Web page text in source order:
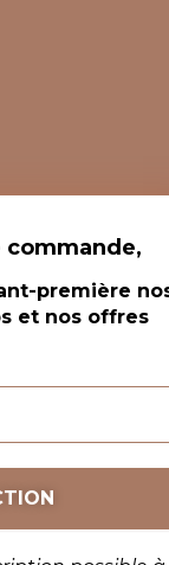
commande,
première
et nos offres
Hijab